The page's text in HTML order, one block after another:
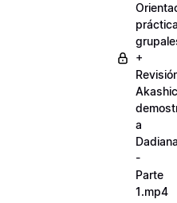
+
a
-
Parte
1.mp4